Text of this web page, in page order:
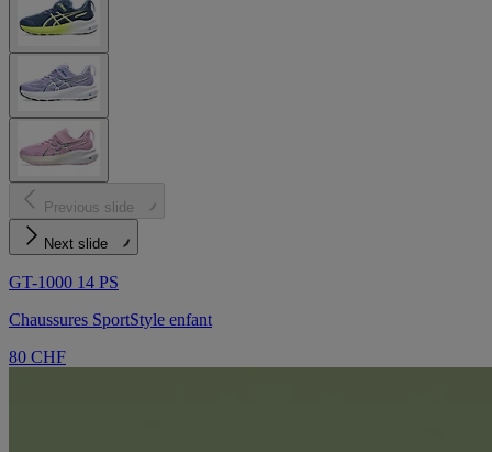
Previous slide
Next slide
GT-1000 14 PS
Chaussures SportStyle enfant
80 CHF